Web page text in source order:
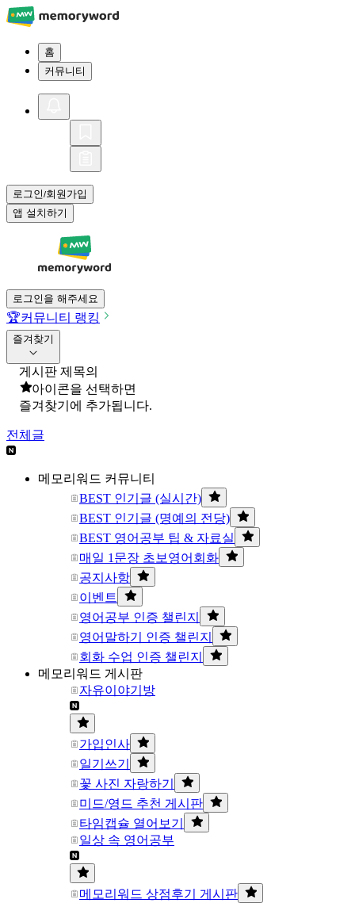
홈
커뮤니티
로그인/회원가입
앱 설치하기
로그인을 해주세요
🏆커뮤니티 랭킹
즐겨찾기
게시판 제목의
아이콘을 선택하면
즐겨찾기에 추가됩니다.
전체글
메모리워드 커뮤니티
BEST 인기글 (실시간)
BEST 인기글 (명예의 전당)
BEST 영어공부 팁 & 자료실
매일 1문장 초보영어회화
공지사항
이벤트
영어공부 인증 챌린지
영어말하기 인증 챌린지
회화 수업 인증 챌린지
메모리워드 게시판
자유이야기방
가입인사
일기쓰기
꽃 사진 자랑하기
미드/영드 추천 게시판
타임캡슐 열어보기
일상 속 영어공부
메모리워드 상점후기 게시판